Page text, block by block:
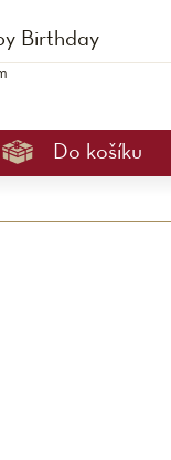
Birthday
Do košíku